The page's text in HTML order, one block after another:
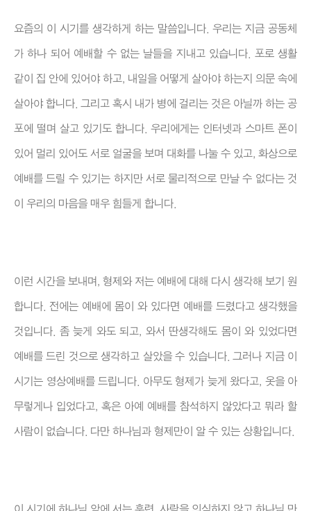
요즘의 이 시기를 생각하게 하는 말씀입니다. 우리는 지금 공동체
가 하나 되어 예배할 수 없는 날들을 지내고 있습니다. 포로 생활
같이 집 안에 있어야 하고, 내일을 어떻게 살아야 하는지 의문 속에
살아야 합니다. 그리고 혹시 내가 병에 걸리는 것은 아닐까 하는 공
포에 떨며 살고 있기도 합니다. 우리에게는 인터넷과 스마트 폰이
있어 멀리 있어도 서로 얼굴을 보며 대화를 나눌 수 있고, 화상으로
예배를 드릴 수 있기는 하지만 서로 물리적으로 만날 수 없다는 것
이 우리의 마음을 매우 힘들게 합니다.
이런 시간을 보내며, 형제와 저는 예배에 대해 다시 생각해 보기 원
합니다. 전에는 예배에 몸이 와 있다면 예배를 드렸다고 생각했을
것입니다. 좀 늦게 와도 되고, 와서 딴생각해도 몸이 와 있었다면
예배를 드린 것으로 생각하고 살았을 수 있습니다. 그러나 지금 이
시기는 영상예배를 드립니다. 아무도 형제가 늦게 왔다고, 옷을 아
무렇게나 입었다고, 혹은 아예 예배를 참석하지 않았다고 뭐라 할
사람이 없습니다. 다만 하나님과 형제만이 알 수 있는 상황입니다.